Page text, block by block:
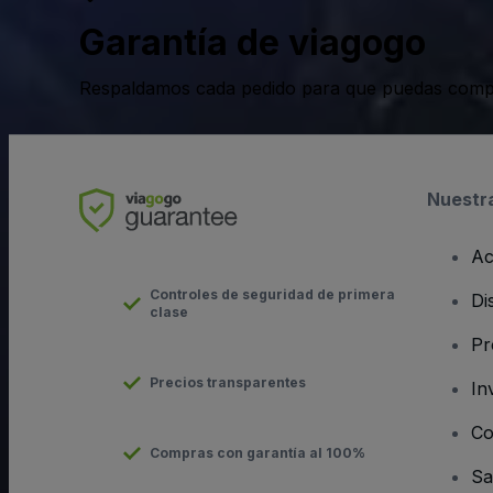
Garantía de viagogo
Respaldamos cada pedido para que puedas
Controles de seguridad de primera
clase
Precios transparentes
Compras con garantía al 100%